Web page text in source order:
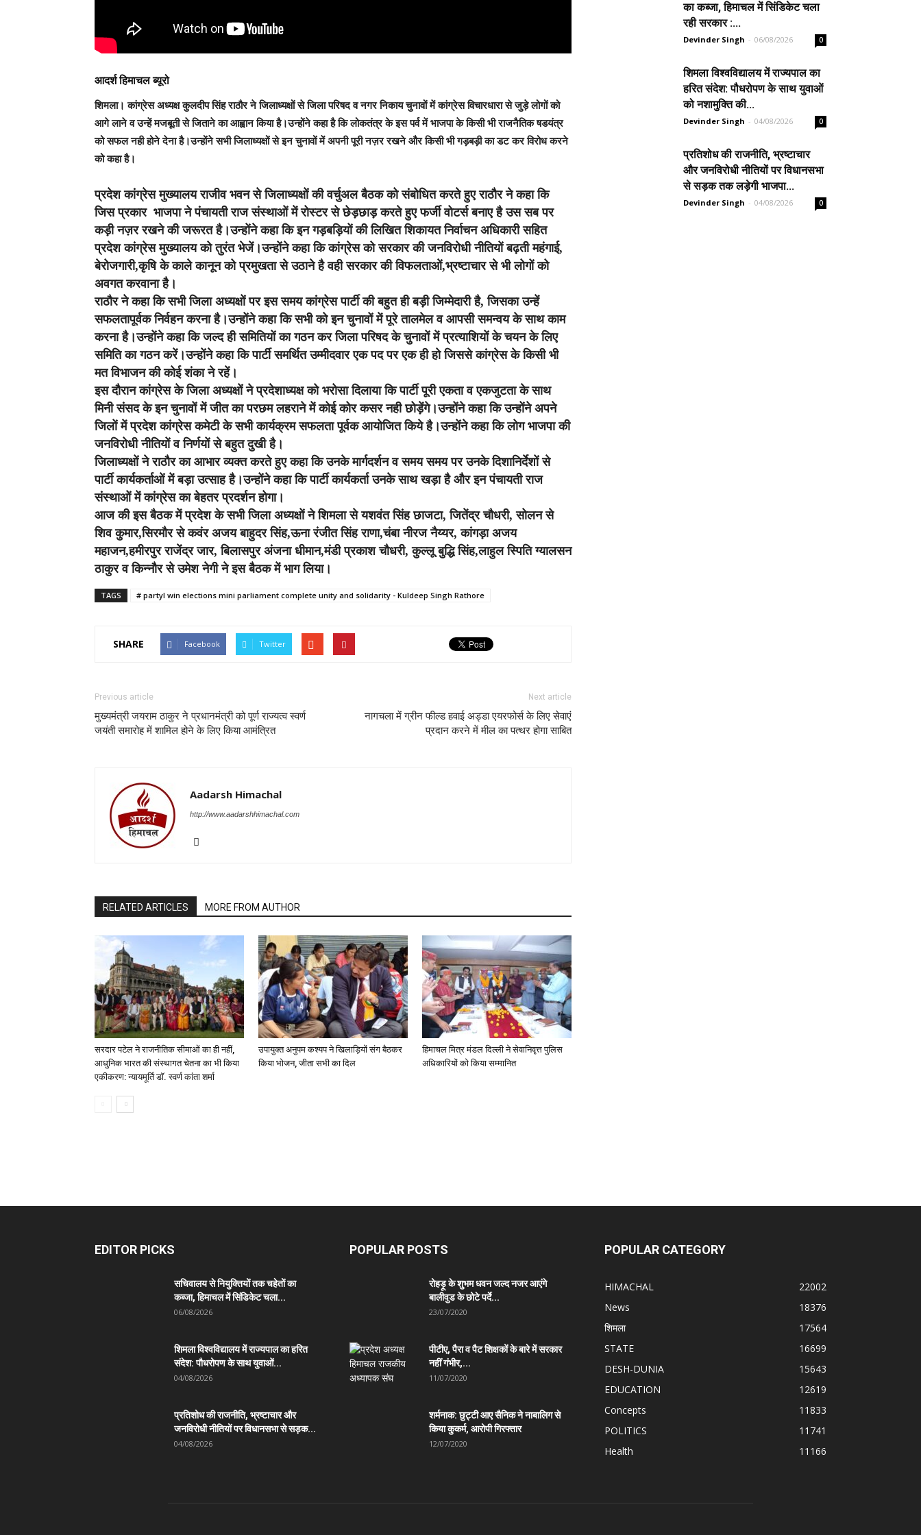
आदर्श हिमाचल ब्यूरो
शिमला। कांग्रेस अध्यक्ष कुलदीप सिंह राठौर ने जिलाध्यक्षों से जिला परिषद व नगर निकाय चुनावों में कांग्रेस विचारधारा से जुड़े लोगों को
आगे लाने व उन्हें मजबूती से जिताने का आह्वान किया है।उन्होंने कहा है कि लोकतंत्र के इस पर्व में भाजपा के किसी भी राजनैतिक षडयंत्र
को सफल नही होने देना है।उन्होंने सभी जिलाध्यक्षों से इन चुनावों में अपनी पूरी नज़र रखने और किसी भी गड़बड़ी का डट कर विरोध करने
को कहा है।
प्रदेश कांग्रेस मुख्यालय राजीव भवन से जिलाध्यक्षों की वर्चुअल बैठक को संबोधित करते हुए राठौर ने कहा कि
जिस प्रकार भाजपा ने पंचायती राज संस्थाओं में रोस्टर से छेड़छाड़ करते हुए फर्जी वोटर्स बनाए है उस सब पर
कड़ी नज़र रखने की जरूरत है।उन्होंने कहा कि इन गड़बड़ियों की लिखित शिकायत निर्वाचन अधिकारी सहित
प्रदेश कांग्रेस मुख्यालय को तुरंत भेजें।उन्होंने कहा कि कांग्रेस को सरकार की जनविरोधी नीतियों बढ़ती महंगाई,
बेरोजगारी,कृषि के काले कानून को प्रमुखता से उठाने है वही सरकार की विफलताओं,भ्रष्टाचार से भी लोगों को
अवगत करवाना है।
राठौर ने कहा कि सभी जिला अध्यक्षों पर इस समय कांग्रेस पार्टी की बहुत ही बड़ी जिम्मेदारी है, जिसका उन्हें
सफलतापूर्वक निर्वहन करना है।उन्होंने कहा कि सभी को इन चुनावों में पूरे तालमेल व आपसी समन्वय के साथ काम
करना है।उन्होंने कहा कि जल्द ही समितियों का गठन कर जिला परिषद के चुनावों में प्रत्याशियों के चयन के लिए
समिति का गठन करें।उन्होंने कहा कि पार्टी समर्थित उम्मीदवार एक पद पर एक ही हो जिससे कांग्रेस के किसी भी
मत विभाजन की कोई शंका ने रहें।
इस दौरान कांग्रेस के जिला अध्यक्षों ने प्रदेशाध्यक्ष को भरोसा दिलाया कि पार्टी पूरी एकता व एकजुटता के साथ
मिनी संसद के इन चुनावों में जीत का परछम लहराने में कोई कोर कसर नही छोड़ेंगे।उन्होंने कहा कि उन्होंने अपने
जिलों में प्रदेश कांग्रेस कमेटी के सभी कार्यक्रम सफलता पूर्वक आयोजित किये है।उन्होंने कहा कि लोग भाजपा की
जनविरोधी नीतियों व निर्णयों से बहुत दुखी है।
जिलाध्यक्षों ने राठौर का आभार व्यक्त करते हुए कहा कि उनके मार्गदर्शन व समय समय पर उनके दिशानिर्देशों से
पार्टी कार्यकर्ताओं में बड़ा उत्साह है।उन्होंने कहा कि पार्टी कार्यकर्ता उनके साथ खड़ा है और इन पंचायती राज
संस्थाओं में कांग्रेस का बेहतर प्रदर्शन होगा।
आज की इस बैठक में प्रदेश के सभी जिला अध्यक्षों ने शिमला से यशवंत सिंह छाजटा, जितेंद्र चौधरी, सोलन से
शिव कुमार,सिरमौर से कवंर अजय बाहुदर सिंह,ऊना रंजीत सिंह राणा,चंबा नीरज नैय्यर, कांगड़ा अजय
महाजन,हमीरपुर राजेंद्र जार, बिलासपुर अंजना धीमान,मंडी प्रकाश चौधरी, कुल्लू बुद्धि सिंह,लाहुल स्पिति ग्यालसन
ठाकुर व किन्नौर से उमेश नेगी ने इस बैठक में भाग लिया।
TAGS # partyl win elections mini parliament complete unity and solidarity - Kuldeep Singh Rathore
SHARE Facebook Twitter
Previous article
मुख्यमंत्री जयराम ठाकुर ने प्रधानमंत्री को पूर्ण राज्यत्व स्वर्ण
जयंती समारोह में शामिल होने के लिए किया आमंत्रित
Next article
नागचला में ग्रीन फील्ड हवाई अड्डा एयरफोर्स के लिए सेवाएं
प्रदान करने में मील का पत्थर होगा साबित
Aadarsh Himachal
http://www.aadarshhimachal.com
RELATED ARTICLES MORE FROM AUTHOR
सरदार पटेल ने राजनीतिक सीमाओं का ही नहीं,
आधुनिक भारत की संस्थागत चेतना का भी किया
एकीकरण: न्यायमूर्ति डॉ. स्वर्ण कांता शर्मा
उपायुक्त अनुपम कश्यप ने खिलाड़ियों संग बैठकर
किया भोजन, जीता सभी का दिल
हिमाचल मित्र मंडल दिल्ली ने सेवानिवृत्त पुलिस
अधिकारियों को किया सम्मानित
का कब्जा, हिमाचल में सिंडिकेट चला
रही सरकार :...
Devinder Singh - 06/08/2026 0
शिमला विश्वविद्यालय में राज्यपाल का
हरित संदेश: पौधरोपण के साथ युवाओं
को नशामुक्ति की...
Devinder Singh - 04/08/2026 0
प्रतिशोध की राजनीति, भ्रष्टाचार
और जनविरोधी नीतियों पर विधानसभा
से सड़क तक लड़ेगी भाजपा...
Devinder Singh - 04/08/2026 0
EDITOR PICKS
सचिवालय से नियुक्तियों तक चहेतों का
कब्जा, हिमाचल में सिंडिकेट चला...
06/08/2026
शिमला विश्वविद्यालय में राज्यपाल का हरित
संदेश: पौधरोपण के साथ युवाओं...
04/08/2026
प्रतिशोध की राजनीति, भ्रष्टाचार और
जनविरोधी नीतियों पर विधानसभा से सड़क...
04/08/2026
POPULAR POSTS
रोहड़ू के शुभम धवन जल्द नजर आएंगे
बालीवुड के छोटे पर्दे...
23/07/2020
पीटीए, पैरा व पैट शिक्षकों के बारे में सरकार
नहीं गंभीर,...
11/07/2020
शर्मनाक: छुट्टी आए सैनिक ने नाबालिग से
किया कुकर्म, आरोपी गिरफ्तार
12/07/2020
POPULAR CATEGORY
HIMACHAL
22002
News
18376
शिमला
17564
STATE
16699
DESH-DUNIA
15643
EDUCATION
12619
Concepts
11833
POLITICS
11741
Health
11166